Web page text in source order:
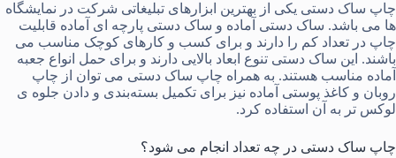
چاپ ساک دستی یکی از بهترین ابزارهای تبلیغاتی شرکت در نمایشگاه
ها می باشد. ساک دستی آماده و ساک دستی پارچه ای آماده قابلیت
چاپ در تعداد کم را دارند و برای کسب و کارهای کوچک مناسب می
باشند. این ساک دستی تنوع ابعاد بالایی دارند و برای حمل انواع جعبه
آماده مناسب هستند. به همراه چاپ ساک دستی می توان از چاپ
روبان و کاغذ پوستی آماده نیز برای تکمیل بسته‌بندی و دادن جلوه ی
لوکس تر به آن استفاده کرد.
چاپ ساک دستی در چه تعداد انجام می شود؟